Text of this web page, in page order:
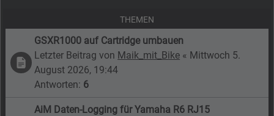
THEMEN
GSXR1000 auf Cartridge umbauen
Letzter Beitrag von Maik_mit_Bike « Mittwoch 5.
August 2026, 19:44
Antworten: 6
AiM Daten-Logging für Yamaha R6 RJ15